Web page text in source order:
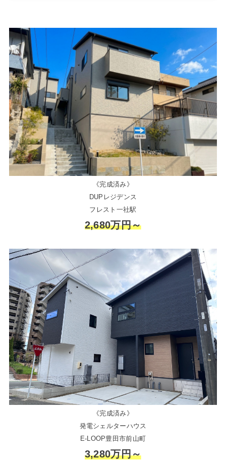
《完成済み》
DUPレジデンス
フレスト一社駅
2,680万円～
《完成済み》
発電シェルターハウス
E-LOOP豊田市前山町
3,280万円～